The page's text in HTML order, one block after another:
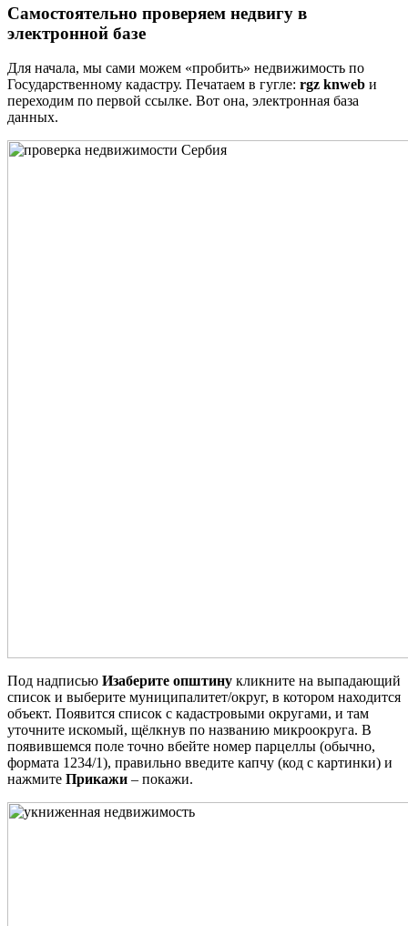
Самостоятельно проверяем недвигу в
электронной базе
Для начала, мы сами можем «пробить» недвижимость по
Государственному кадастру. Печатаем в гугле: rgz knweb и
переходим по первой ссылке. Вот она, электронная база
данных.
Под надписью Изаберите општину кликните на выпадающий
список и выберите муниципалитет/округ, в котором находится
объект. Появится список с кадастровыми округами, и там
уточните искомый, щёлкнув по названию микроокруга. В
появившемся поле точно вбейте номер парцеллы (обычно,
формата 1234/1), правильно введите капчу (код с картинки) и
нажмите Прикажи – покажи.